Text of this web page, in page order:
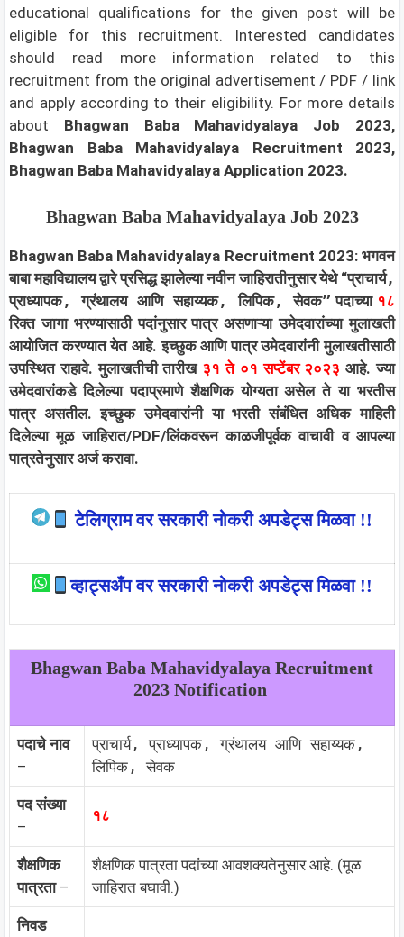
educational qualifications for the given post will be
eligible for this recruitment. Interested candidates
should read more information related to this
recruitment from the original advertisement / PDF / link
and apply according to their eligibility. For more details
about Bhagwan Baba Mahavidyalaya Job 2023,
Bhagwan Baba Mahavidyalaya Recruitment 2023,
Bhagwan Baba Mahavidyalaya Application 2023.
Bhagwan Baba Mahavidyalaya Job 2023
Bhagwan Baba Mahavidyalaya Recruitment 2023: भगवन
बाबा महाविद्यालय द्वारे प्रसिद्ध झालेल्या नवीन जाहिरातीनुसार येथे “प्राचार्य,
प्राध्यापक, ग्रंथालय आणि सहाय्यक, लिपिक, सेवक” पदाच्या १८
रिक्त जागा भरण्यासाठी पदांनुसार पात्र असणाऱ्या उमेदवारांच्या मुलाखती
आयोजित करण्यात येत आहे. इच्छुक आणि पात्र उमेदवारांनी मुलाखतीसाठी
उपस्थित राहावे. मुलाखतीची तारीख३१ ते ०१ सप्टेंबर २०२३ आहे. ज्या
उमेदवारांकडे दिलेल्या पदाप्रमाणे शैक्षणिक योग्यता असेल ते या भरतीस
पात्र असतील. इच्छुक उमेदवारांनी या भरती संबंधित अधिक माहिती
दिलेल्या मूळ जाहिरात/PDF/लिंकवरून काळजीपूर्वक वाचावी व आपल्या
पात्रतेनुसार अर्ज करावा.
टेलिग्राम वर सरकारी नोकरी अपडेट्स मिळवा !!
व्हाट्सअँप वर सरकारी नोकरी अपडेट्स मिळवा !!
Bhagwan Baba Mahavidyalaya Recruitment
2023 Notification
पदाचे नाव
–
प्राचार्य, प्राध्यापक, ग्रंथालय आणि सहाय्यक,
लिपिक, सेवक
पद संख्या
–
१८
शैक्षणिक
पात्रता–
शैक्षणिक पात्रता पदांच्या आवशक्यतेनुसार आहे. (मूळ
जाहिरात बघावी.)
निवड